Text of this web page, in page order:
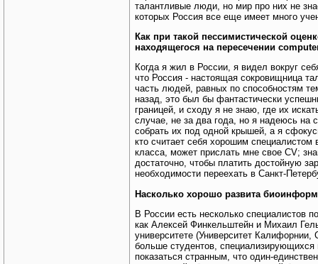
талантливые люди, но мир про них не
которых Россия все еще имеет много
Как при такой пессимистической
находящегося на пересечении
Когда я жил в России, я видел вокруг
что Россия - настоящая сокровищница
часть людей, равных по способностям
назад, это был бы фантастически
границей, и сходу я не знаю, где их
случае, не за два года, но я надеюсь на
собрать их под одной крышей, а я
кто считает себя хорошим
класса, может прислать мне свое CV;
достаточно, чтобы платить достойную
необходимости переехать в Санкт-
Насколько хорошо развита
В России есть несколько специалистов
как Алексей Финкельштейн и Михаил
университете (Университет
больше студентов,
показаться странным, что один-